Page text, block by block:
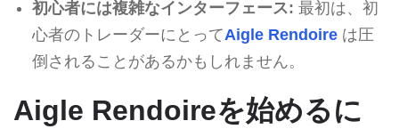
初心者には複雑なインターフェース: 最初は、初
心者のトレーダーにとってAigle Rendoireは圧
倒されることがあるかもしれません。
Aigle Rendoireを始めるに